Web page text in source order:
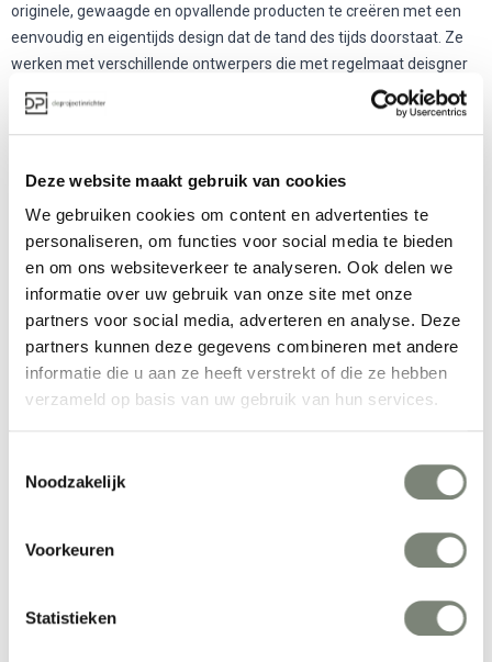
Deze website maakt gebruik van cookies
We gebruiken cookies om content en advertenties te
personaliseren, om functies voor social media te bieden
en om ons websiteverkeer te analyseren. Ook delen we
informatie over uw gebruik van onze site met onze
partners voor social media, adverteren en analyse. Deze
partners kunnen deze gegevens combineren met andere
informatie die u aan ze heeft verstrekt of die ze hebben
verzameld op basis van uw gebruik van hun services.
Noodzakelijk
Voorkeuren
Statistieken
originele, gewaagde en opvallende producten te creëren met een
eenvoudig en eigentijds design dat de tand des tijds doorstaat. Ze
werken met verschillende ontwerpers die met regelmaat deisgner
prijzen in de wacht slepen voor hun ontwerpen.
De collectie bestaat uit een breed en steeds groeiende reeks
Meer producten van Normann Copenhagen
Normann
Copenhagen Pix
Copenhagen Bit Kruk
Bekijk alles van Normann Copenhagen